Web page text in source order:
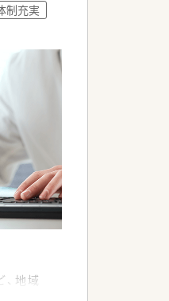
制充実
地域